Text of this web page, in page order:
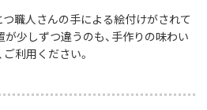
職人さんの手による絵付けがされて
少しずつ違うのも、手作りの味わい
利用ください。